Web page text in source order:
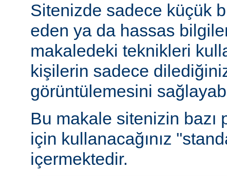
Sitenizde sadece küçük
eden ya da hassas
makaledeki teknikleri
kişilerin sadece
görüntülemesini
Bu makale sitenizin bazı
için kullanacağınız
içermektedir.